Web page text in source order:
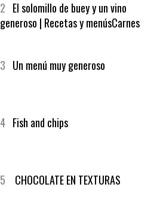
2 El solomillo de buey y un vino
generoso | Recetas y menúsCarnes
3 Un menú muy generoso
4 Fish and chips
5 CHOCOLATE EN TEXTURAS